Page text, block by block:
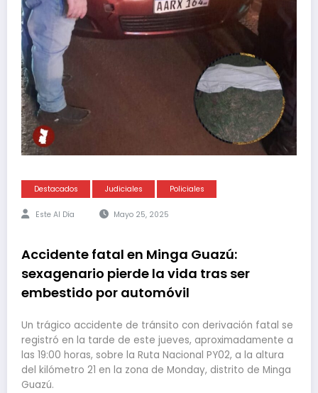
Destacados Judiciales Policiales
Este Al Día Mayo 25, 2025
Accidente fatal en Minga Guazú:
sexagenario pierde la vida tras ser
embestido por automóvil
Un trágico accidente de tránsito con derivación fatal se
registró en la tarde de este jueves, aproximadamente a
las 19:00 horas, sobre la Ruta Nacional PY02, a la altura
del kilómetro 21 en la zona de Monday, distrito de Minga
Guazú.